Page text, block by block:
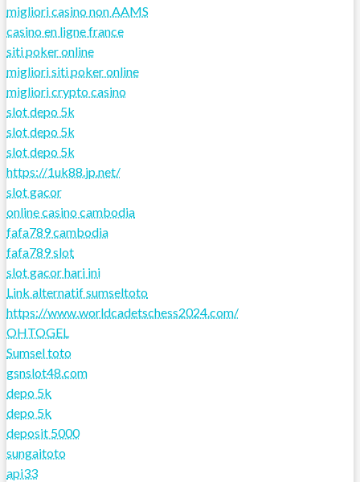
migliori casino non AAMS
casino en ligne france
siti poker online
migliori siti poker online
migliori crypto casino
slot depo 5k
slot depo 5k
slot depo 5k
https://1uk88.jp.net/
slot gacor
online casino cambodia
fafa789 cambodia
fafa789 slot
slot gacor hari ini
Link alternatif sumseltoto
https://www.worldcadetschess2024.com/
OHTOGEL
Sumsel toto
gsnslot48.com
depo 5k
depo 5k
deposit 5000
sungaitoto
api33